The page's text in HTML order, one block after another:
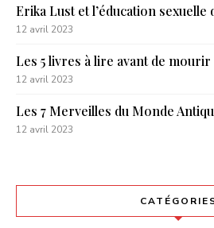
Erika Lust et l’éducation sexuelle
12 avril 2023
Les 5 livres à lire avant de mourir
12 avril 2023
Les 7 Merveilles du Monde
12 avril 2023